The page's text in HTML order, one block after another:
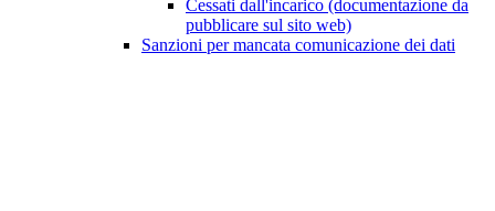
Cessati dall'incarico (documentazione da
pubblicare sul sito web)
Sanzioni per mancata comunicazione dei dati